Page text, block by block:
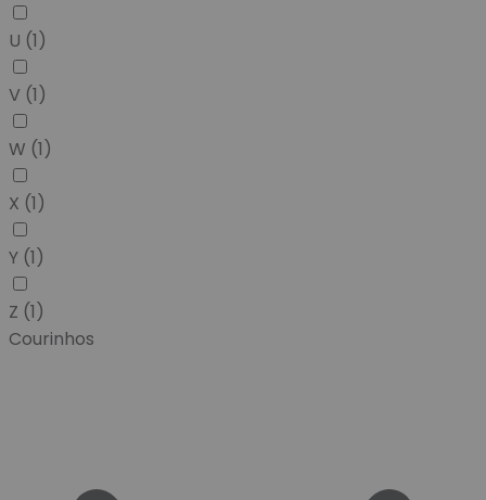
U (1)
V (1)
W (1)
X (1)
Y (1)
Z (1)
Courinhos